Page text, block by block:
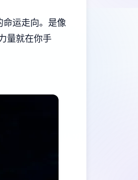
运走向。是像
量就在你手